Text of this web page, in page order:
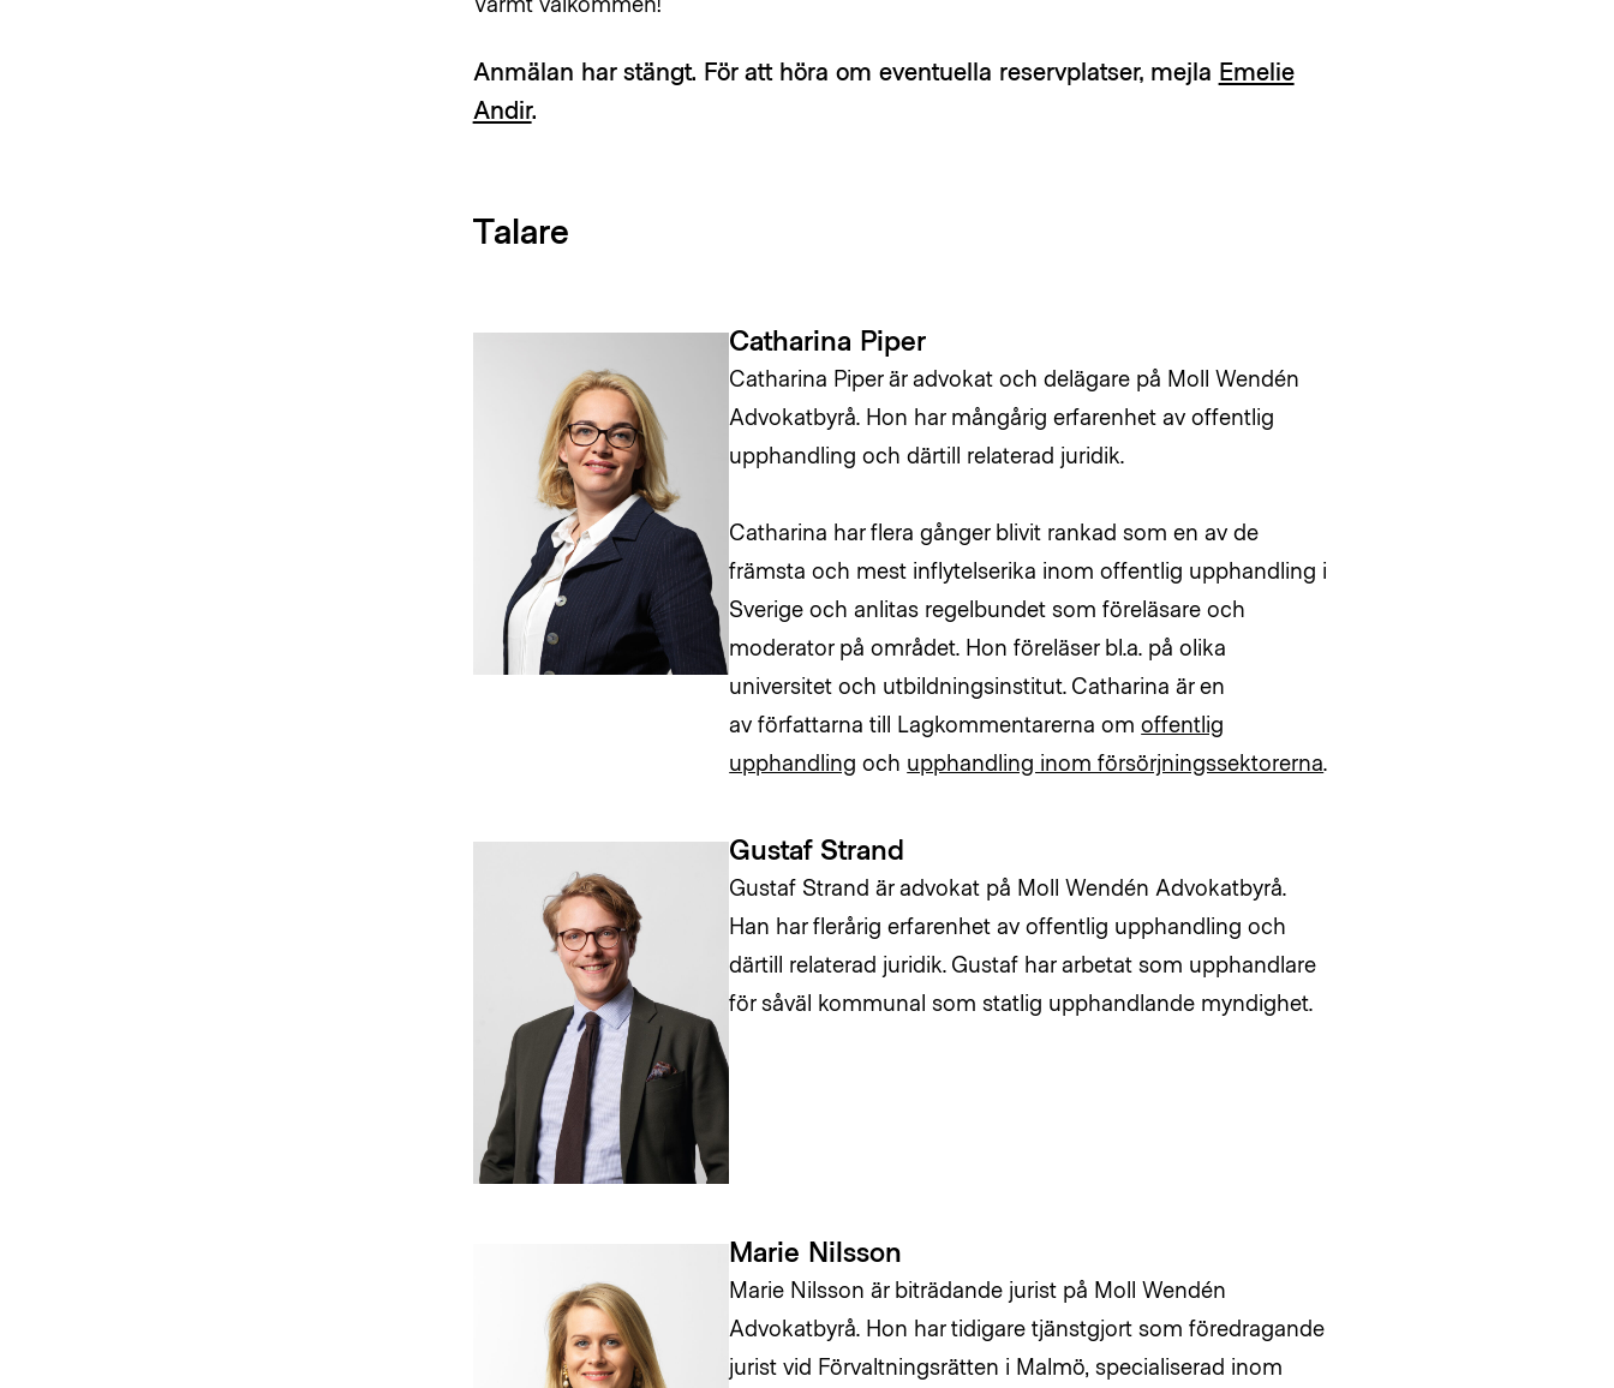
Anmälan har stängt. För att höra om eventuella reservplatser, mejla Emelie
Andir.
Talare
Catharina Piper
Catharina Piper är advokat och delägare på Moll Wendén
Advokatbyrå. Hon har mångårig erfarenhet av offentlig
upphandling och därtill relaterad juridik.
Catharina har flera gånger blivit rankad som en av de
främsta och mest inflytelserika inom offentlig upphandling i
Sverige och anlitas regelbundet som föreläsare och
moderator på området. Hon föreläser bl.a. på olika
universitet och utbildningsinstitut. Catharina är en
av författarna till Lagkommentarerna omoffentlig
upphandling och upphandling inom försörjningssektorerna.
Gustaf Strand
Gustaf Strand är advokat på Moll Wendén Advokatbyrå.
Han har flerårig erfarenhet av offentlig upphandling och
därtill relaterad juridik. Gustaf har arbetat som upphandlare
för såväl kommunal som statlig upphandlande myndighet.
Marie Nilsson
Marie Nilsson är biträdande jurist på Moll Wendén
Advokatbyrå. Hon har tidigare tjänstgjort som föredragande
jurist vid Förvaltningsrätten i Malmö, specialiserad inom